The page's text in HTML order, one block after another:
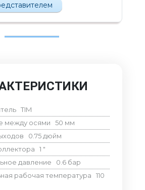
TIM
между осями
50 мм
0.75дюйм
1 "
давление
0.6 бар
рабочая температура
110